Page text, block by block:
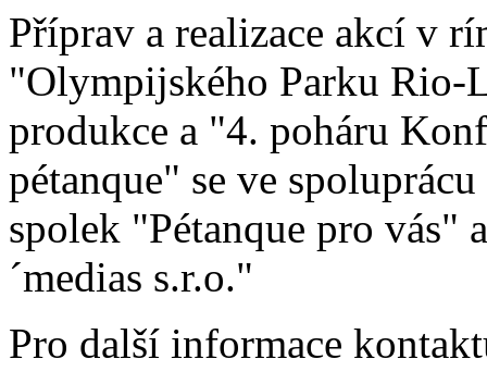
Příprav a realizace akcí v
"Olympijského Parku Rio-
produkce a "4. poháru
pétanque" se ve
spolek "Pétanque pro vás"
´medias s.r.o."
Pro další informace